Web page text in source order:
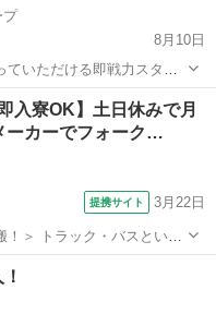
プ
8月10日
ていただける即戦力スタッ
すので、長期的に安定して
入寮OK】土日休みで月
カーでフォーク…
提携サイト 3月22日
＞ トラック・バスといっ
見たことがある会社で働け
を街中で見かけた時には 大